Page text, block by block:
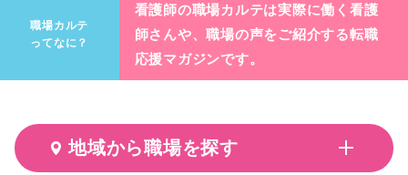
職場カルテ
ってなに？
看護師の職場カルテは実際に働く看護
師さんや、職場の声をご紹介する転職
応援マガジンです。
地域から職場を探す